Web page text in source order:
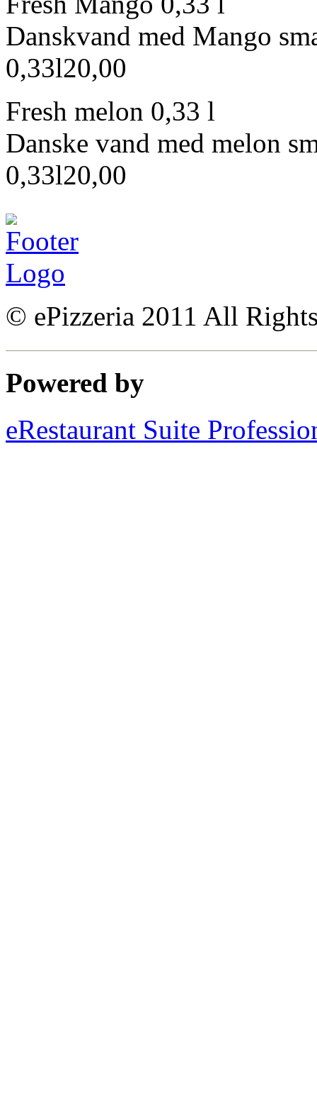
Danskvand med Mango
0,33l20,00
Fresh melon 0,33 l
Danske vand med melon
0,33l20,00
© ePizzeria 2011 All
Powered by
eRestaurant Suite